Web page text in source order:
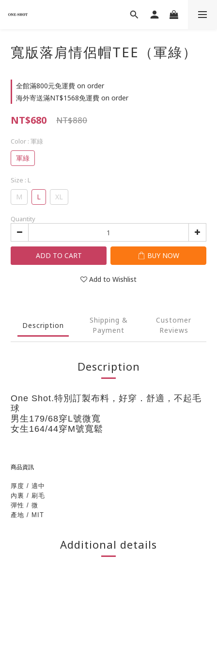
寬版落肩情侶帽TEE（軍綠）
全館滿800元免運費 on order
海外寄送滿NT$1568免運費 on order
NT$680 NT$880
Color : 軍綠
軍綠
Size : L
M L XL
Quantity
ADD TO CART BUY NOW
Add to Wishlist
Description
Shipping &
Payment
Customer
Reviews
Description
One Shot.特別訂製布料，好穿．舒適，不起毛
球
男生179/68穿L號微寬
女生164/44穿M號寬鬆
商品資訊
厚度 / 適中
內裏 / 刷毛
彈性 / 微
產地 / MIT
Additional details